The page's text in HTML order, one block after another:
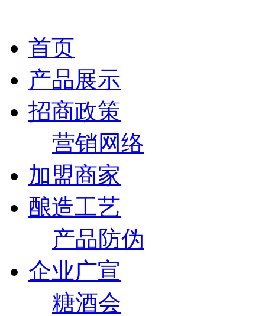
首页
产品展示
招商政策
营销网络
加盟商家
酿造工艺
产品防伪
企业广宣
糖酒会